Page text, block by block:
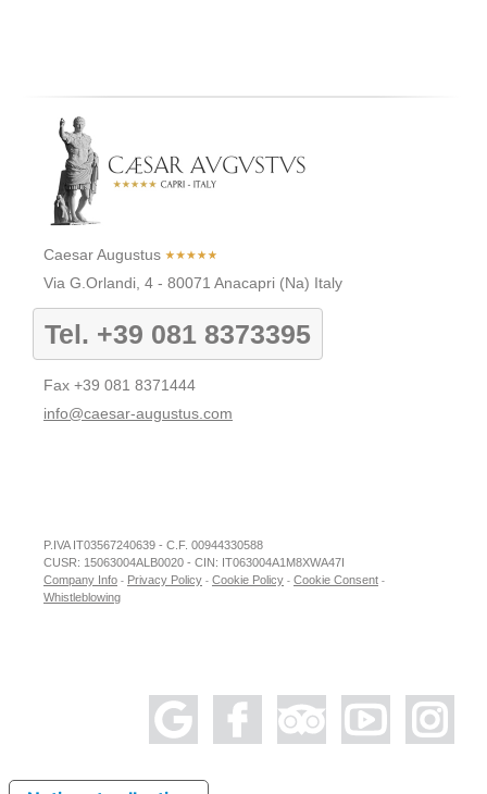
Caesar Augustus
Via G.Orlandi, 4 - 80071 Anacapri (Na) Italy
Tel. +39 081 8373395
Fax +39 081 8371444
info@caesar-augustus.com
P.IVA IT03567240639 - C.F. 00944330588
CUSR: 15063004ALB0020 - CIN: IT063004A1M8XWA47I
Company Info - Privacy Policy - Cookie Policy - Cookie Consent -
Whistleblowing
CUSR: 15063004ALB0020
CIN: IT063004A1M8XWA47I
Via G.Orlandi, 4
80071 Anacapri, Napoli - Italy